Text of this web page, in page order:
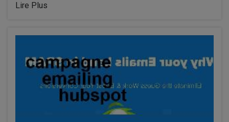
Lire Plus